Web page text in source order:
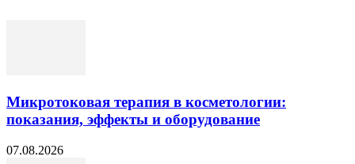
Микротоковая терапия в косметологии:
показания, эффекты и оборудование
07.08.2026